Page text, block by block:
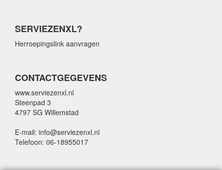
SERVIEZENXL?
Herroepingslink aanvragen
CONTACTGEGEVENS
www.serviezenxl.nl
Steenpad 3
4797 SG Willemstad
E-mail: info@serviezenxl.nl
Telefoon: 06-18955017